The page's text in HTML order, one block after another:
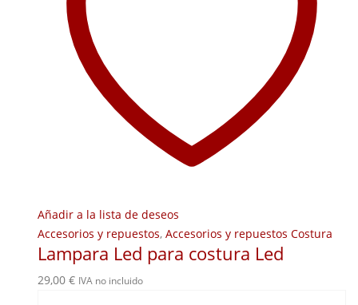
Añadir a la lista de deseos
Accesorios y repuestos, Accesorios y repuestos Costura
Lampara Led para costura Led
29,00 € IVA no incluido